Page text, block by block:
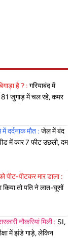
है ? : गरियाबंद में
81 जुगाड़ में चल रहे, कमर
मौत : जेल में बंद
में कार 7 फीट उछली, दम
पीट-पीटकर मार डाला :
किया तो पति ने लात-घूसों
नौकरियां मिली : SI,
में झंडे गाड़े, लेकिन